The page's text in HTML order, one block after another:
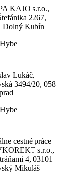
KAJO s.r.o.,
2267,
Dolný Kubín
Lukáč,
3494/20, 058
cestné práce
s.r.o.,
4, 03101
Mikuláš